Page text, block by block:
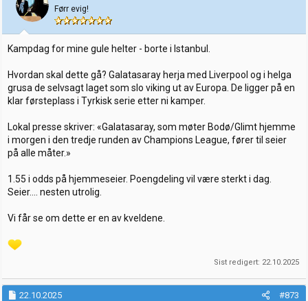
Førr evig!
Kampdag for mine gule helter - borte i Istanbul.
Hvordan skal dette gå? Galatasaray herja med Liverpool og i helga
grusa de selvsagt laget som slo viking ut av Europa. De ligger på en
klar førsteplass i Tyrkisk serie etter ni kamper.
Lokal presse skriver: «Galatasaray, som møter Bodø/Glimt hjemme
i morgen i den tredje runden av Champions League, fører til seier
på alle måter.»
1.55 i odds på hjemmeseier. Poengdeling vil være sterkt i dag.
Seier.... nesten utrolig.
Vi får se om dette er en av kveldene.
Sist redigert: 22.10.2025
22.10.2025 #873